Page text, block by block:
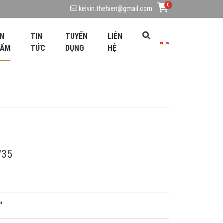
kelvin.thehien@gmail.com 0
TIN
TỨC
TUYỂN
DỤNG
LIÊN
HỆ